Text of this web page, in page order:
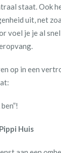
staat. Ook
uit, net
voel je je al
op in een
Huis